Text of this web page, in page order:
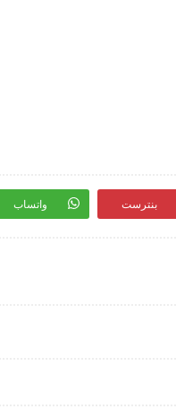
بنترست واتساب